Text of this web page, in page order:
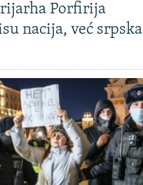
Porfirija
nacija, već srpska